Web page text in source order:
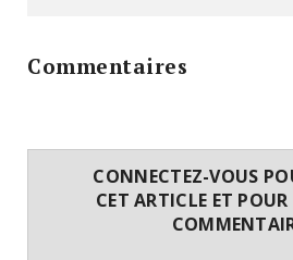
Commentaires
CONNECTEZ-VOUS
CET ARTICLE ET POUR